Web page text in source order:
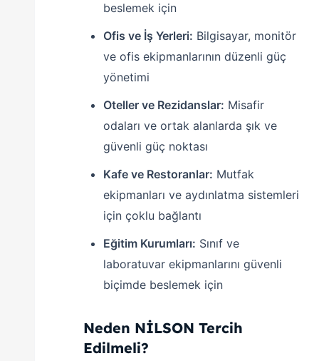
beslemek için
Ofis ve İş Yerleri: Bilgisayar, monitör
ve ofis ekipmanlarının düzenli güç
yönetimi
Oteller ve Rezidanslar: Misafir
odaları ve ortak alanlarda şık ve
güvenli güç noktası
Kafe ve Restoranlar: Mutfak
ekipmanları ve aydınlatma sistemleri
için çoklu bağlantı
Eğitim Kurumları: Sınıf ve
laboratuvar ekipmanlarını güvenli
biçimde beslemek için
Neden NİLSON Tercih
Edilmeli?